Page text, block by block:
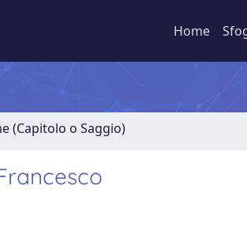
Home
(Capitolo o Saggio)